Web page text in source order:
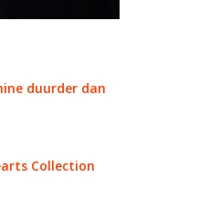
duurder dan
Collection